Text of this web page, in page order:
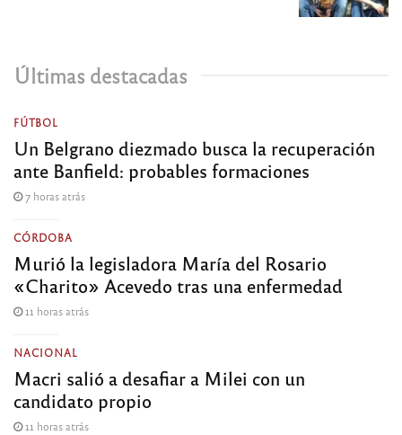
Últimas destacadas
FÚTBOL
Un Belgrano diezmado busca la recuperación
ante Banfield: probables formaciones
7 horas atrás
CÓRDOBA
Murió la legisladora María del Rosario
«Charito» Acevedo tras una enfermedad
11 horas atrás
NACIONAL
Macri salió a desafiar a Milei con un
candidato propio
11 horas atrás